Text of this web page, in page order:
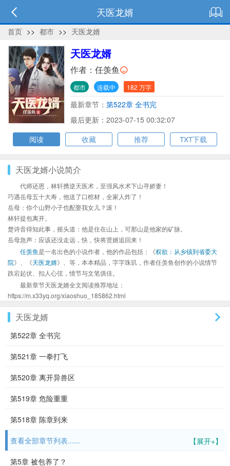
天医龙婿
首页 >> 都市 >> 天医龙婿
天医龙婿
作者： 任羡鱼
都市 连载中 182 万字
最新章节： 第522章 全书完
最后更新：2023-07-15 00:32:07
阅读
收藏 推荐 TXT下载
天医龙婿小说简介
代师还恩，林轩携逆天医术，至强风水术下山寻娇妻！
巧遇岳母五十大寿，他送了口棺材，全家人炸了！
岳母：你个山野小子也配娶我女儿？滚！
林轩提包离开。
楚诗音得知此事，摇头道：他是住在山上，可那山是他家的矿脉。
岳母急声：应该还没走远，快，快将贤婿追回来！
任羡鱼是一名出色的小说作者，他的作品包括：《权欲：从乡镇到省委大
院》、《天医龙婿》、等，本本精品，字字珠玑，作者任羡鱼创作的小说情节
跌宕起伏、扣人心弦，情节与文笔俱佳。
最新章节天医龙婿全文阅读推荐地址：
https://m.x33yq.org/xiaoshuo_185862.html
天医龙婿
第522章 全书完
第521章 一拳打飞
第520章 离开异兽区
第519章 危险重重
第518章 陈章到来
【展开+】
查看全部章节列表......
第5章 被包养了？